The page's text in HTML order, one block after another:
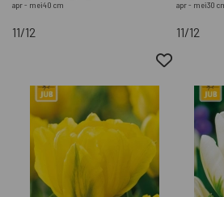
apr - mei40 cm
11/12
apr - mei30
11/12